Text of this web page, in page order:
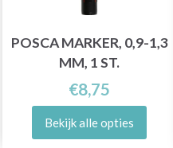
POSCA MARKER, 0,9-1,3
MM, 1 ST.
€8,75
Bekijk alle opties